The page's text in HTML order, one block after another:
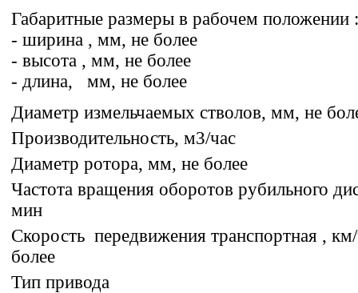
Габаритные размеры в рабочем положении :
- ширина , мм, не более
- высота , мм, не более
- длина, мм, не более
Диаметр измельчаемых стволов, мм, не
Производительность, м3/час
Диаметр ротора, мм, не более
Частота вращения оборотов рубильного
мин
Скорость передвижения транспортная ,
более
Тип привода